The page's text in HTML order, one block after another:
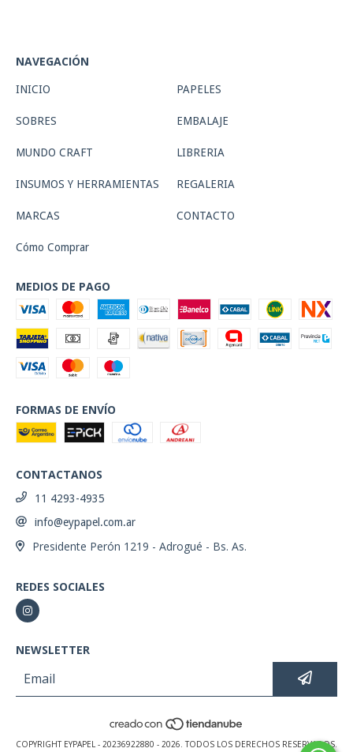
NAVEGACIÓN
INICIO PAPELES
SOBRES EMBALAJE
MUNDO CRAFT LIBRERIA
INSUMOS Y HERRAMIENTAS REGALERIA
MARCAS CONTACTO
Cómo Comprar
MEDIOS DE PAGO
FORMAS DE ENVÍO
CONTACTANOS
11 4293-4935
info@eypapel.com.ar
Presidente Perón 1219 - Adrogué - Bs. As.
REDES SOCIALES
NEWSLETTER
COPYRIGHT EYPAPEL - 20236922880 - 2026. TODOS LOS DERECHOS RESERVADOS.